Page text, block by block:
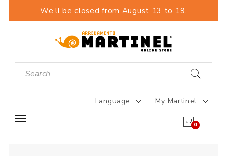
We’ll be closed from August 13 to 19.
Language My Martinel
0